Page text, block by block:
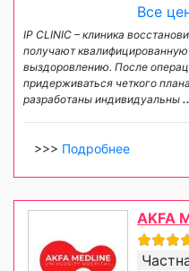
Все
IP CLINIC – клиника
получают
выздоровлению. После
придерживаться четкого
разработаны индивидуальны
>>> Подробнее
AKFA